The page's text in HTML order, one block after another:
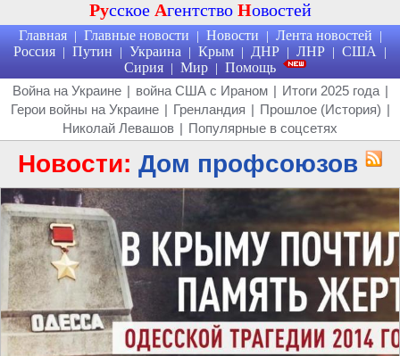
Русское Агентство Новостей
Главная | Главные новости | Новости | Лента новостей |
Россия | Путин | Украина | Крым | ДНР | ЛНР | США |
Сирия | Мир | Помощь
Война на Украине | война США с Ираном | Итоги 2025 года |
Герои войны на Украине | Гренландия | Прошлое (История) |
Николай Левашов | Популярные в соцсетях
Новости: Дом профсоюзов